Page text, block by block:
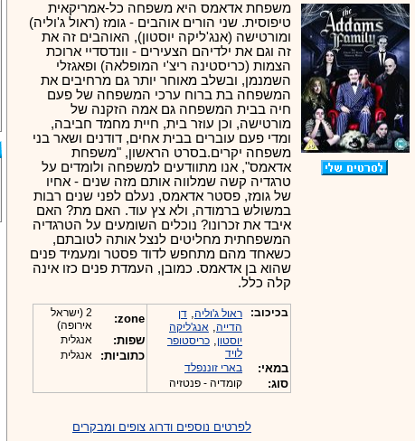
צוות דיוידי מאסטר ישיר.
זמינים במייל ובטלפון. האתר
לרשותכם פעיל 24/7
צוות דיוידי מאסטר ישיר.
אנחנו כאן לכול שאלה וזמינים
במענה הטלפוני שלנו.ובמייל
.האתר לרשותכם 24/7
מענה טלפוני: 09-7652392
צוות דיוידי מאסטר ישיר.
משפחת אדאמס היא משפחה כל-אמריקאית
טיפוסית. שני הורים אוהבים - גומז (ראול ג'וליה)
ומורטישה (אנג'ליקה יוסטון), האוהבים זה את
זה וגם את ילדיהם הצעירים - וונדסדיי ארוכת
הצמות (כריסטינה ריצ'י המופלאה) ופאגזלי
השמנמן, ובשלב מאוחר יותר גם מרחיבים את
המשפחה בת ברוח ערכי המשפחה של פעם
חיה בבית המשפחה גם אמה הזקנה של
מורטישה, וכן עוזר בית, חיית מחמד חביבה,
ומדי פעם עוברים בבית אחים, דודנים ושאר בני
משפחה יקרים.בסרט הראשון, "משפחת
אדאמס", אנו מתוודעים למשפחה ולומדים על
טרגדיה קשה שמלווה אותם מזה שנים - אחיו
של גומז, פסטר אדאמס, נעלם לפני שנים רבות
במשולש ברמודה, ולא צץ עוד. האם מת? האם
איבד את זכרונו? נוכלים השומעים על הטרגדיה
המשפחתית מחליטים לנצל אותה לטובתם,
כשאחד מהם מתחפש לדוד פסטר ומעמיד פנים
שהוא בן אדאמס. כמובן, העמדת פנים כזו אינה
קלה כלל.
בכיכוב: ראול ג'וליה, דן
הדייה, אנג'ליקה
יוסטון, כריסטופר
לויד
במאי: בארי זוננפלד
סוג: קומדיה - פנטזיה
zone:
2 (ישראל
אירופה)
שפות: אנגלית
כתוביות: אנגלית
לפרטים נוספים ודרוג צופים ומבקרים